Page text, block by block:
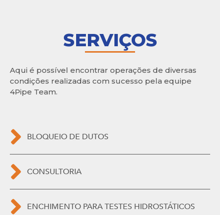
SERVIÇOS
Aqui é possível encontrar operações de diversas
condições realizadas com sucesso pela equipe
4Pipe Team.
BLOQUEIO DE DUTOS
CONSULTORIA
ENCHIMENTO PARA TESTES HIDROSTÁTICOS